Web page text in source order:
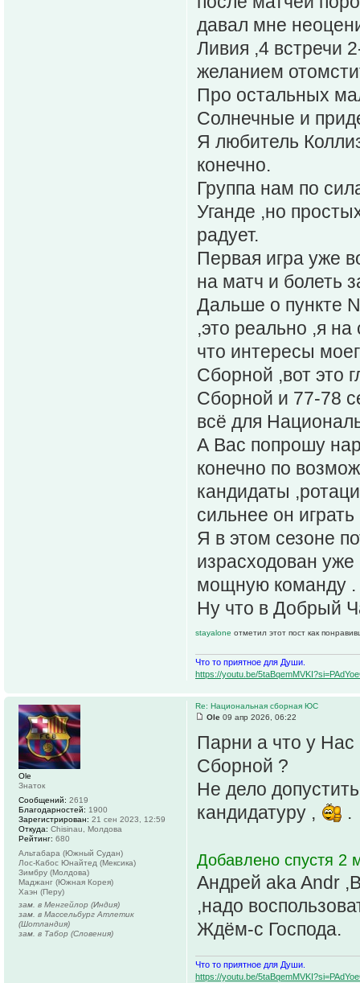
давал мне
Ливия ,4 встречи
желанием
Про остальных
Солнечные и
Я любитель
конечно.
Группа нам по
Уганде ,но
радует.
Первая игра уже
на матч и болеть
Дальше о пункте
,это реально ,я
что интересы
Сборной ,вот это
Сборной и 77-78
всё для
А Вас попрошу
конечно по
кандидаты
сильнее он играть
Я в этом сезоне
израсходован
мощную команду .
Ну что в Добрый
stayalone отметил этот пост как
Что то приятное для Души.
https://youtu.be/
Re: Национальная сборная ЮС
Ole 09 апр 2026, 06:22
Парни а что у
Сборной ?
Не дело
кандидатуру ,
.
Добавлено спустя 2
Андрей aka Andr
,надо
Ждём-с Господа.
Что то приятное для Души.
https://youtu.be/
Ole
Знаток
Сообщений: 2619
Благодарностей: 1900
Зарегистрирован: 21 сен 2023, 12:59
Откуда: Chisinau, Молдова
Рейтинг: 680
Альтабара (Южный Судан)
Лос-Кабос Юнайтед (Мексика)
Зимбру (Молдова)
Маджанг (Южная Корея)
Хаэн (Перу)
зам. в Менгейлор (Индия)
зам. в Массельбург Атлетик
(Шотландия)
зам. в Табор (Словения)